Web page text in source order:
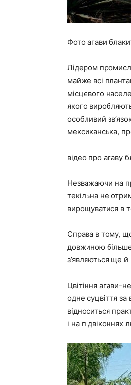
Фото агави
Лідером
майже всі
місцевого
якого
особливий
мексиканська,
відео про агаву
Незважаючи на
текільна не
вирощуватися в
Справа в тому,
довжиною більше
з’являються ще
Цвітіння агави-
одне суцвіття
відноситься
і на підвіконнях